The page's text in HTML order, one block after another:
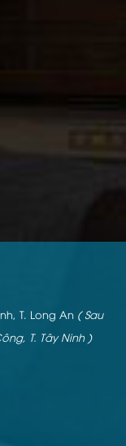
T. Long An ( Sau
T. Tây Ninh )